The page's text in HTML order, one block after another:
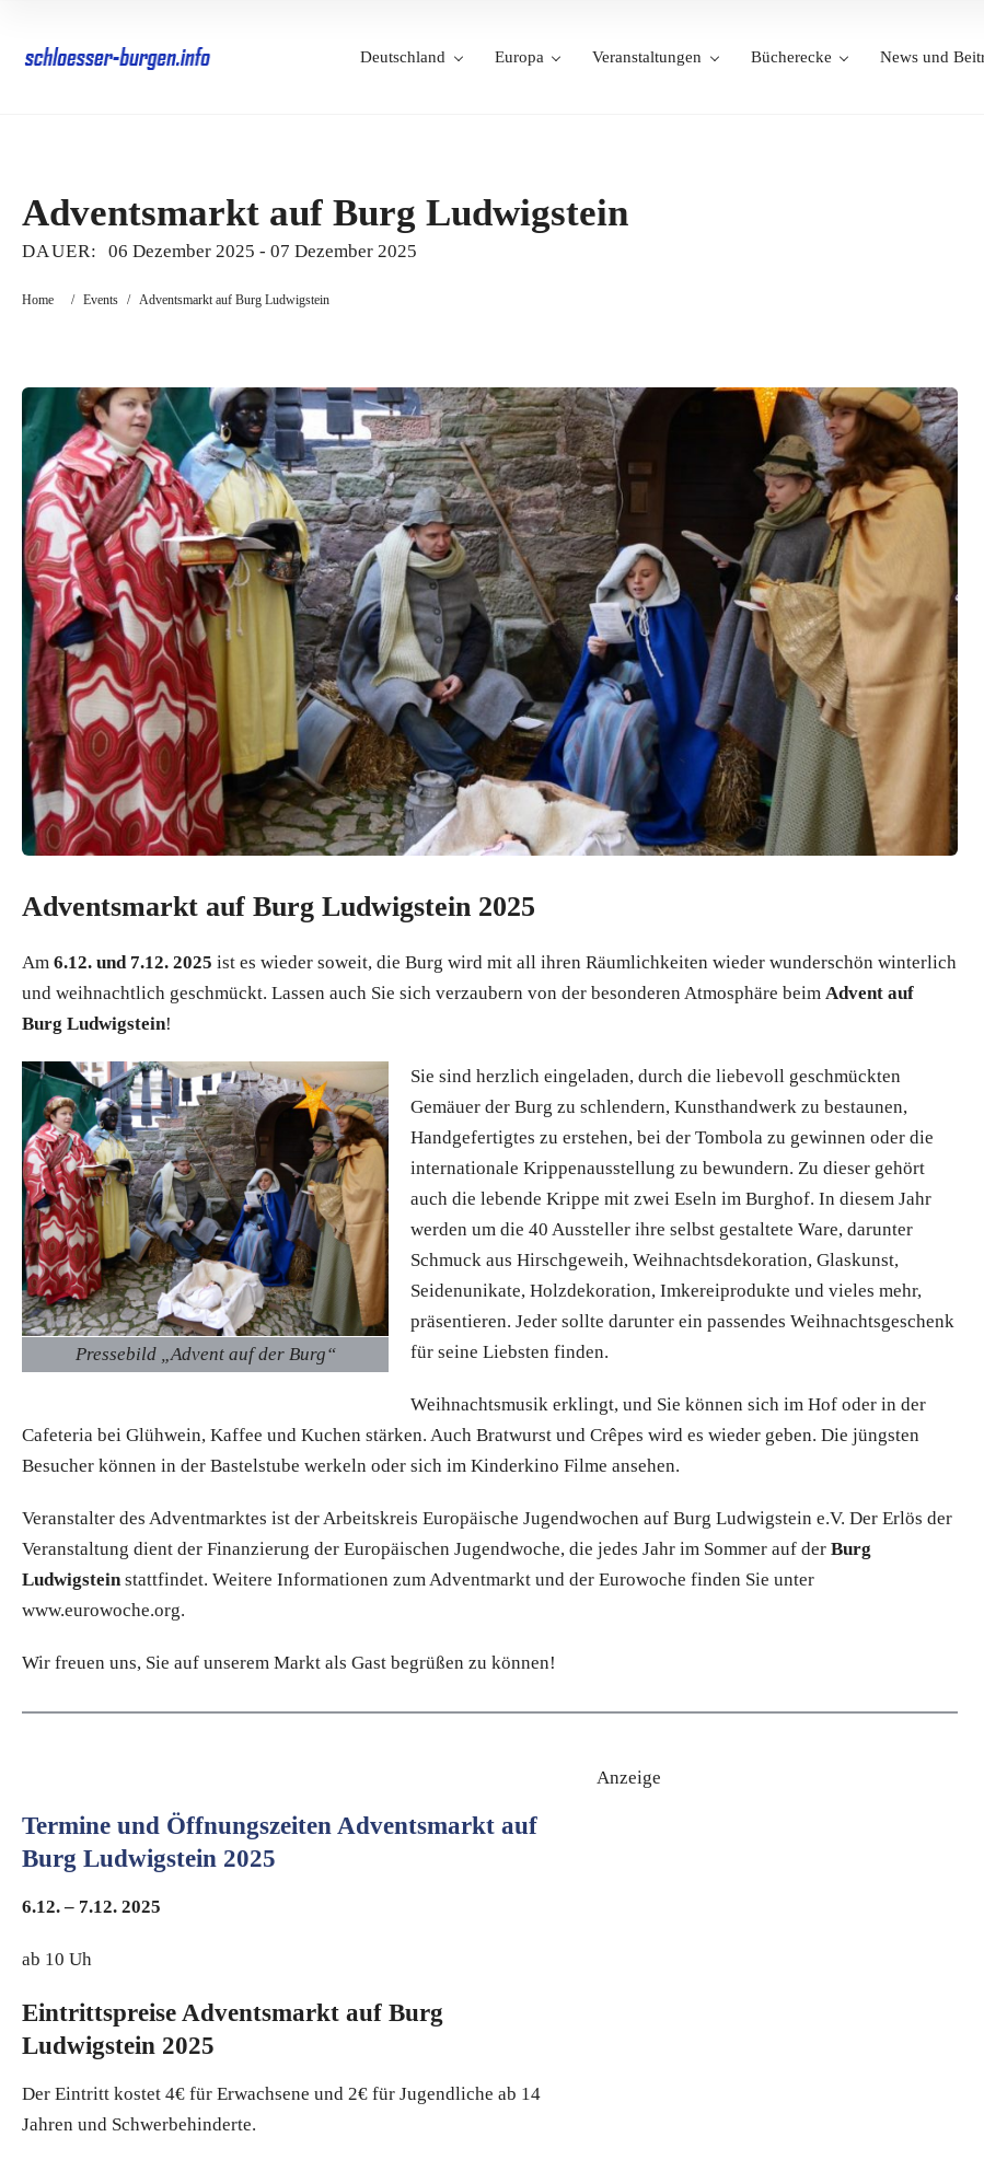
Deutschland Europa Veranstaltungen Bücherecke News und
Adventsmarkt auf Burg Ludwigstein
DAUER: 06 Dezember 2025 - 07 Dezember 2025
Home / Events / Adventsmarkt auf Burg Ludwigstein
Adventsmarkt auf Burg Ludwigstein 2025
Am 6.12. und 7.12. 2025 ist es wieder soweit, die Burg wird mit all ihren Räumlichkeiten wieder wunderschön winterlich
und weihnachtlich geschmückt. Lassen auch Sie sich verzaubern von der besonderen Atmosphäre beim Advent auf
Burg Ludwigstein!
Pressebild „Advent auf der Burg“
Sie sind herzlich eingeladen, durch die liebevoll geschmückten
Gemäuer der Burg zu schlendern, Kunsthandwerk zu bestaunen,
Handgefertigtes zu erstehen, bei der Tombola zu gewinnen oder die
internationale Krippenausstellung zu bewundern. Zu dieser gehört
auch die lebende Krippe mit zwei Eseln im Burghof. In diesem Jahr
werden um die 40 Aussteller ihre selbst gestaltete Ware, darunter
Schmuck aus Hirschgeweih, Weihnachtsdekoration, Glaskunst,
Seidenunikate, Holzdekoration, Imkereiprodukte und vieles mehr,
präsentieren. Jeder sollte darunter ein passendes Weihnachtsgeschenk
für seine Liebsten finden.
Weihnachtsmusik erklingt, und Sie können sich im Hof oder in der
Cafeteria bei Glühwein, Kaffee und Kuchen stärken. Auch Bratwurst und Crêpes wird es wieder geben. Die jüngsten
Besucher können in der Bastelstube werkeln oder sich im Kinderkino Filme ansehen.
Veranstalter des Adventmarktes ist der Arbeitskreis Europäische Jugendwochen auf Burg Ludwigstein e.V. Der Erlös der
Veranstaltung dient der Finanzierung der Europäischen Jugendwoche, die jedes Jahr im Sommer auf der Burg
Ludwigstein stattfindet. Weitere Informationen zum Adventmarkt und der Eurowoche finden Sie unter
www.eurowoche.org.
Wir freuen uns, Sie auf unserem Markt als Gast begrüßen zu können!
Anzeige
Termine und Öffnungszeiten Adventsmarkt auf
Burg Ludwigstein 2025
6.12. – 7.12. 2025
ab 10 Uh
Eintrittspreise Adventsmarkt auf Burg
Ludwigstein 2025
Der Eintritt kostet 4€ für Erwachsene und 2€ für Jugendliche ab 14
Jahren und Schwerbehinderte.